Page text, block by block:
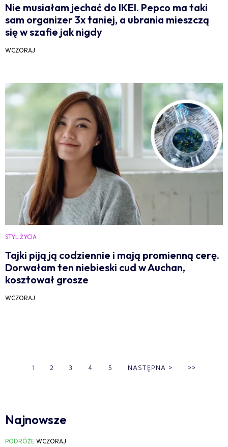
Nie musiałam jechać do IKEI. Pepco ma taki
sam organizer 3x taniej, a ubrania mieszczą
się w szafie jak nigdy
WCZORAJ
STYL ŻYCIA
Tajki piją ją codziennie i mają promienną cerę.
Dorwałam ten niebieski cud w Auchan,
kosztował grosze
WCZORAJ
1 2 3 4 5 NASTĘPNA > >>
Najnowsze
PODRÓŻE WCZORAJ